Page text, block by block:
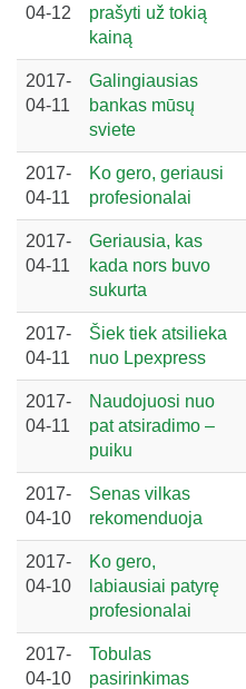
04-12
prašyti už tokią
kainą
2017-
04-11
Galingiausias
bankas mūsų
sviete
2017-
04-11
Ko gero, geriausi
profesionalai
2017-
04-11
Geriausia, kas
kada nors buvo
sukurta
2017-
04-11
Šiek tiek atsilieka
nuo Lpexpress
2017-
04-11
Naudojuosi nuo
pat atsiradimo –
puiku
2017-
04-10
Senas vilkas
rekomenduoja
2017-
04-10
Ko gero,
labiausiai patyrę
profesionalai
2017-
04-10
Tobulas
pasirinkimas